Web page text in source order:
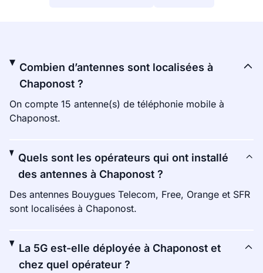
Combien d’antennes sont localisées à
Chaponost ?
On compte 15 antenne(s) de téléphonie mobile à
Chaponost.
Quels sont les opérateurs qui ont installé
des antennes à Chaponost ?
Des antennes Bouygues Telecom, Free, Orange et SFR
sont localisées à Chaponost.
La 5G est-elle déployée à Chaponost et
chez quel opérateur ?